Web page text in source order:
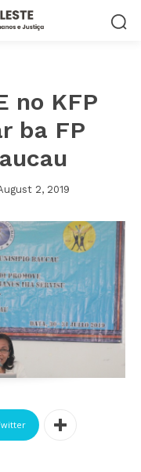
no KFP
ba FP
2, 2019